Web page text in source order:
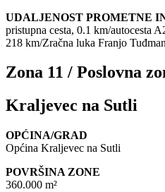
UDALJENOST PROMETNE
pristupna cesta, 0.1 km/autocesta
218 km/Zračna luka Franjo
Zona 11 / Poslovna
Kraljevec na Sutli
OPĆINA/GRAD
Općina Kraljevec na Sutli
POVRŠINA ZONE
360.000 m²